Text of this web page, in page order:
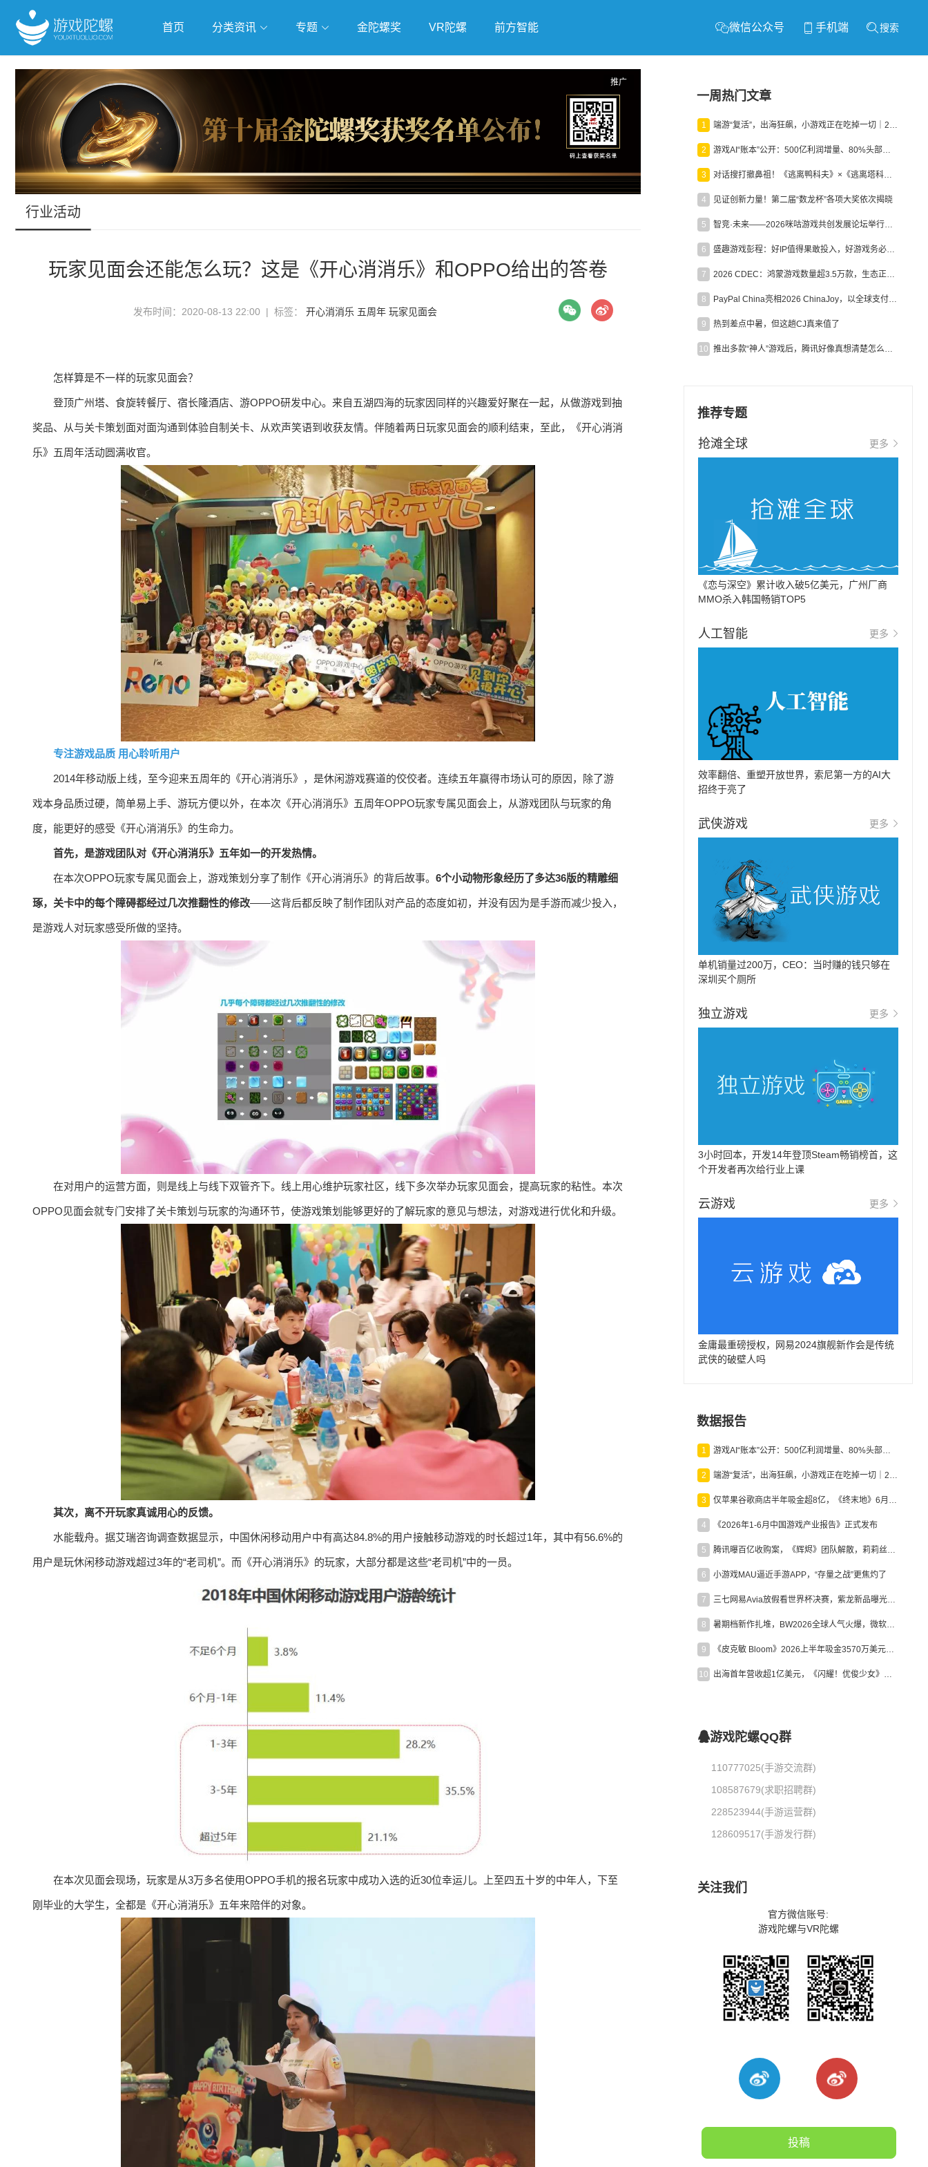
首页 分类资讯 专题
抢滩全球 人工智能 武侠游戏 独立游戏 云游戏
跨界Talk
金陀螺奖 VR陀螺 前方智能 微信公众号 手机端 搜索
推广
行业活动
玩家见面会还能怎么玩？这是《开心消消乐》和OPPO给出的答卷
发布时间：2020-08-13 22:00 | 标签： 开心消消乐 五周年 玩家见面会
怎样算是不一样的玩家见面会？
登顶广州塔、食旋转餐厅、宿长隆酒店、游OPPO研发中心。来自五湖四海的玩家因同样的兴趣爱好聚在一起，从做游戏到抽
奖品、从与关卡策划面对面沟通到体验自制关卡、从欢声笑语到收获友情。伴随着两日玩家见面会的顺利结束，至此，《开心消消
乐》五周年活动圆满收官。
专注游戏品质 用心聆听用户
2014年移动版上线，至今迎来五周年的《开心消消乐》，是休闲游戏赛道的佼佼者。连续五年赢得市场认可的原因，除了游
戏本身品质过硬，简单易上手、游玩方便以外，在本次《开心消消乐》五周年OPPO玩家专属见面会上，从游戏团队与玩家的角
度，能更好的感受《开心消消乐》的生命力。
首先，是游戏团队对《开心消消乐》五年如一的开发热情。
在本次OPPO玩家专属见面会上，游戏策划分享了制作《开心消消乐》的背后故事。 6个小动物形象经历了多达36版的精雕细
琢，关卡中的每个障碍都经过几次推翻性的修改——这背后都反映了制作团队对产品的态度如初，并没有因为是手游而减少投入，
是游戏人对玩家感受所做的坚持。
在对用户的运营方面，则是线上与线下双管齐下。线上用心维护玩家社区，线下多次举办玩家见面会，提高玩家的粘性。本次
OPPO见面会就专门安排了关卡策划与玩家的沟通环节，使游戏策划能够更好的了解玩家的意见与想法，对游戏进行优化和升级。
其次，离不开玩家真诚用心的反馈。
水能载舟。据艾瑞咨询调查数据显示，中国休闲移动用户中有高达84.8%的用户接触移动游戏的时长超过1年，其中有56.6%的
用户是玩休闲移动游戏超过3年的“老司机”。而《开心消消乐》的玩家，大部分都是这些“老司机”中的一员。
在本次见面会现场，玩家是从3万多名使用OPPO手机的报名玩家中成功入选的近30位幸运儿。上至四五十岁的中年人，下至
刚毕业的大学生，全都是《开心消消乐》五年来陪伴的对象。
一周热门文章
1 端游“复活”，出海狂飙，小游戏正在吃掉一切｜2026上半年产业报告
2 游戏AI“账本”公开：500亿利润增量、80%头部入局，谁在闷声发财？
3 对话搜打撤鼻祖！《逃离鸭科夫》×《逃离塔科夫》官方线下沙龙落幕
4 见证创新力量！第二届“数龙杯”各项大奖依次揭晓
5 智竞·未来——2026咪咕游戏共创发展论坛举行：聚力精品内容、AI创作与电竞生态，共建高品质益智健康游戏社区
6 盛趣游戏彭程：好IP值得果敢投入，好游戏务必长效经营
7 2026 CDEC：鸿蒙游戏数量超3.5万款，生态正循环加速产业高质量发展
8 PayPal China亮相2026 ChinaJoy，以全球支付能力助力中国游戏企业深化全球运营
9 热到差点中暑，但这趟CJ真来值了
10 推出多款“神人”游戏后，腾讯好像真想清楚怎么做二次元了
推荐专题
抢滩全球 更多
《恋与深空》累计收入破5亿美元，广州厂商
MMO杀入韩国畅销TOP5
人工智能 更多
效率翻倍、重塑开放世界，索尼第一方的AI大
招终于亮了
武侠游戏 更多
单机销量过200万，CEO：当时赚的钱只够在
深圳买个厕所
独立游戏 更多
3小时回本，开发14年登顶Steam畅销榜首，这
个开发者再次给行业上课
云游戏 更多
金庸最重磅授权，网易2024旗舰新作会是传统
武侠的破壁人吗
数据报告
1 游戏AI“账本”公开：500亿利润增量、80%头部入局，谁在闷声发财？
2 端游“复活”，出海狂飙，小游戏正在吃掉一切｜2026上半年产业报告
3 仅苹果谷歌商店半年吸金超8亿，《终末地》6月份收入显著回暖
4 《2026年1-6月中国游戏产业报告》正式发布
5 腾讯曝百亿收购案，《辉烬》团队解散，莉莉丝新作曝光｜陀螺周报
6 小游戏MAU逼近手游APP，“存量之战”更焦灼了
7 三七网易Avia放假看世界杯决赛，紫龙新品曝光，米哈游新作上线 | 陀螺周报
8 暑期档新作扎堆，BW2026全球人气火爆，微软XBOX大裁员|陀螺周报
9 《皮克敏 Bloom》2026上半年吸金3570万美元，中国台湾成最大市场
10 出海首年营收超1亿美元，《闪耀！优俊少女》美国市场占比达七成
游戏陀螺QQ群
110777025(手游交流群)
108587679(求职招聘群)
228523944(手游运营群)
128609517(手游发行群)
关注我们
官方微信账号:
游戏陀螺与VR陀螺
投稿